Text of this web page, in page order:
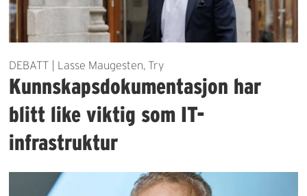
DEBATT | Lasse Maugesten, Try
Kunnskapsdokumentasjon har
blitt like viktig som IT-
infrastruktur